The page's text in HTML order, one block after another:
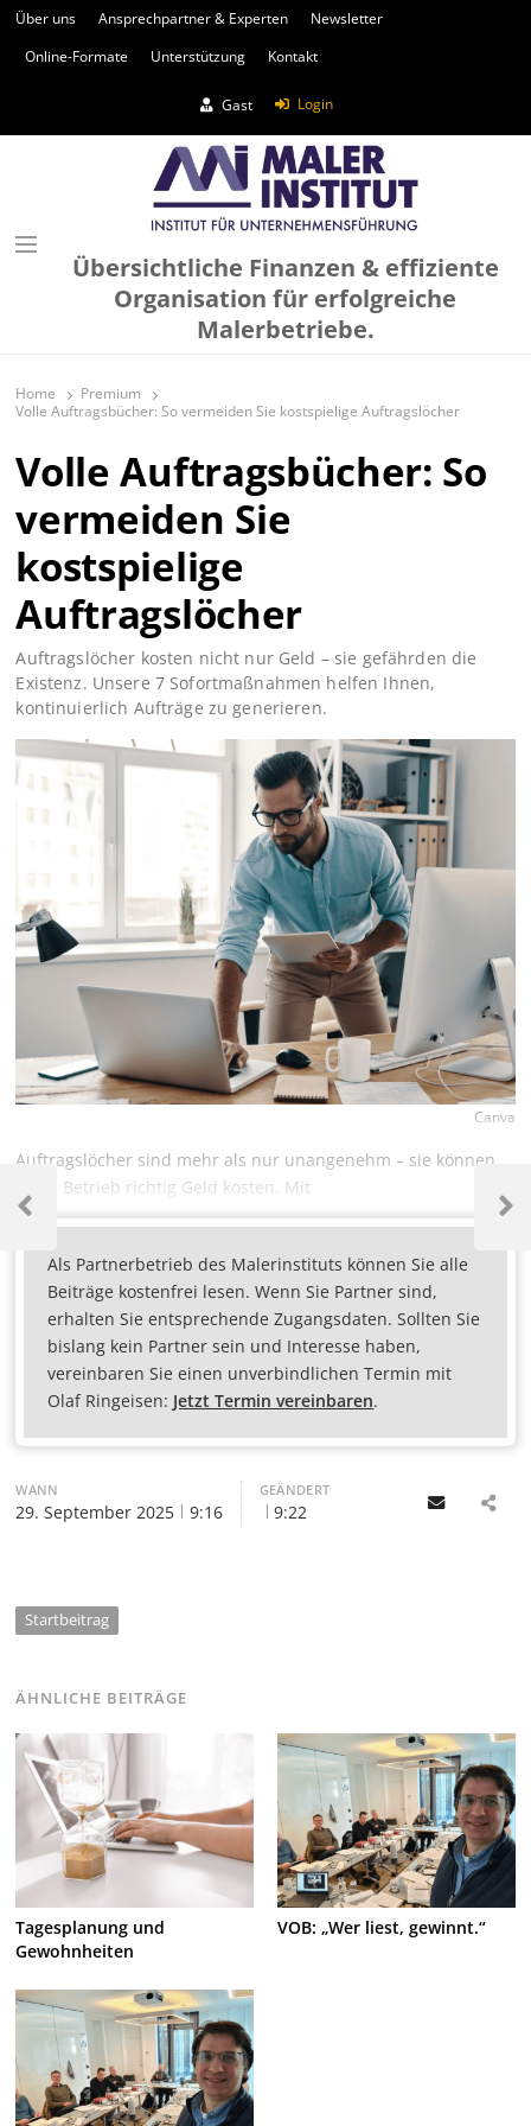
Über uns Ansprechpartner & Experten
Newsletter
Online-Formate
Unterstützung Kontakt
Gast Login
Übersichtliche Finanzen & effiziente
Organisation für erfolgreiche
Malerbetriebe.
Home
Premium
Volle Auftragsbücher: So vermeiden Sie kostspielige Auftragslöcher
Volle Auftragsbücher: So
vermeiden Sie
kostspielige
Auftragslöcher
Auftragslöcher kosten nicht nur Geld – sie gefährden die
Existenz. Unsere 7 Sofortmaßnahmen helfen Ihnen,
kontinuierlich Aufträge zu generieren.
Canva
Auftragslöcher sind mehr als nur unangenehm – sie können
Ihren Betrieb richtig Geld kosten. Mit
Als Partnerbetrieb des Malerinstituts können Sie alle
Beiträge kostenfrei lesen. Wenn Sie Partner sind,
erhalten Sie entsprechende Zugangsdaten. Sollten Sie
bislang kein Partner sein und Interesse haben,
vereinbaren Sie einen unverbindlichen Termin mit
Olaf Ringeisen: Jetzt Termin vereinbaren.
WANN
29. September 2025 9:16
GEÄNDERT
9:22 Email
Startbeitrag
ÄHNLICHE BEITRÄGE
Tagesplanung und
Gewohnheiten
VOB: „Wer liest, gewinnt.“